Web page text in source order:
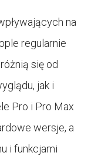
na
regularnie
się od
jak i
Pro i Pro Max
wersje, a
i funkcjami